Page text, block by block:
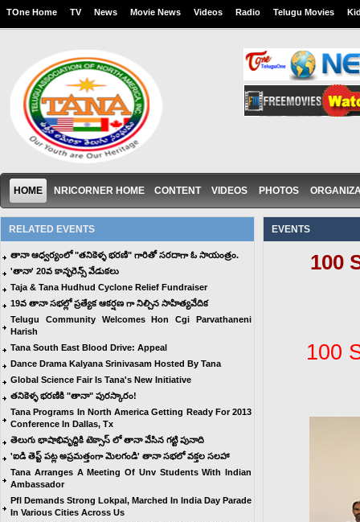
TOne Home TV News Movie News Videos Radio Telugu Movies
HOME NRICORNER HOME CONTENT VIDEOS PHOTOS
RELATED EVENTS
తానా ఆధ్వర్యంలో "తనికెళ్ళ భరణి" గారితో సరదాగా ఓ సాయంత్రం.
'తానా' 20వ కాన్ఫరెన్స్ వేడుకలు
Taja & Tana Hudhud Cyclone Relief Fundraiser
19వ తానా సభల్లో ప్రత్యేక ఆకర్షణ గా నిల్చిన సాహిత్యవేదిక
Telugu Community Welcomes Hon Cgi Parvathaneni
Harish
Tana South East Blood Drive: Appeal
Dance Drama Kalyana Srinivasam Hosted By Tana
Global Science Fair Is Tana's New Initiative
తనికెళ్ళ భరణికి "తానా" పురస్కారం!
Tana Programs In North America Getting Ready For 2013
Conference In Dallas, Tx
తెలుగు భాషాభివృద్దికి టెక్సాస్ లో తానా వేసిన గట్టి పునాది
'ఐడి తెప్ట్ పట్ల అప్రమత్తంగా మెలగండి' తానా సభలో వక్తల సలహా
Tana Arranges A Meeting Of Unv Students With Indian
Ambassador
Pfl Demands Strong Lokpal, Marched In India Day Parade
In Various Cities Across Us
EVENTS
100
100